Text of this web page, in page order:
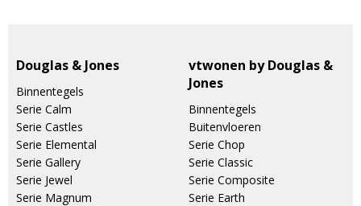
Douglas & Jones
Binnentegels
Serie Calm
Serie Castles
Serie Elemental
Serie Gallery
Serie Jewel
Serie Magnum
vtwonen by Douglas &
Jones
Binnentegels
Buitenvloeren
Serie Chop
Serie Classic
Serie Composite
Serie Earth